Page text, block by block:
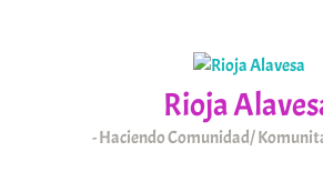
Rioja
Haciendo Comunidad/